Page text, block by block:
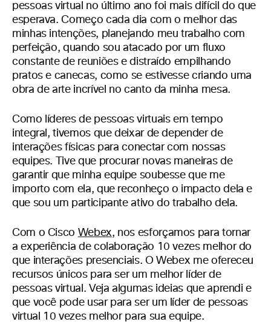
pessoas virtual no último ano foi mais difícil do que
esperava. Começo cada dia com o melhor das
minhas intenções, planejando meu trabalho com
perfeição, quando sou atacado por um fluxo
constante de reuniões e distraído empilhando
pratos e canecas, como se estivesse criando uma
obra de arte incrível no canto da minha mesa.
Como líderes de pessoas virtuais em tempo
integral, tivemos que deixar de depender de
interações físicas para conectar com nossas
equipes. Tive que procurar novas maneiras de
garantir que minha equipe soubesse que me
importo com ela, que reconheço o impacto dela e
que sou um participante ativo do trabalho dela.
Com o Cisco Webex, nos esforçamos para tornar
a experiência de colaboração 10 vezes melhor do
que interações presenciais. O Webex me ofereceu
recursos únicos para ser um melhor líder de
pessoas virtual. Veja algumas ideias que aprendi e
que você pode usar para ser um líder de pessoas
virtual 10 vezes melhor para sua equipe.